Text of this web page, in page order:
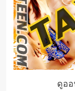
ดูออ